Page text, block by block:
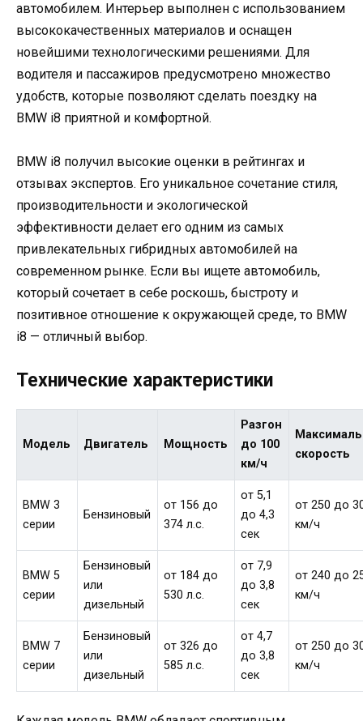
автомобилем. Интерьер выполнен с использованием
высококачественных материалов и оснащен
новейшими технологическими решениями. Для
водителя и пассажиров предусмотрено множество
удобств, которые позволяют сделать поездку на
BMW i8 приятной и комфортной.
BMW i8 получил высокие оценки в рейтингах и
отзывах экспертов. Его уникальное сочетание стиля,
производительности и экологической
эффективности делает его одним из самых
привлекательных гибридных автомобилей на
современном рынке. Если вы ищете автомобиль,
который сочетает в себе роскошь, быстроту и
позитивное отношение к окружающей среде, то BMW
i8 — отличный выбор.
Технические характеристики
Модель Двигатель Мощность
Разгон
до 100
км/ч
скорость
BMW 3
серии
Бензиновый
от 156 до
374 л.с.
от 5,1
до 4,3
сек
от 250 до
км/ч
BMW 5
серии
Бензиновый
или
дизельный
от 184 до
530 л.с.
от 7,9
до 3,8
сек
от 240 до
км/ч
BMW 7
серии
Бензиновый
или
дизельный
от 326 до
585 л.с.
от 4,7
до 3,8
сек
от 250 до
км/ч